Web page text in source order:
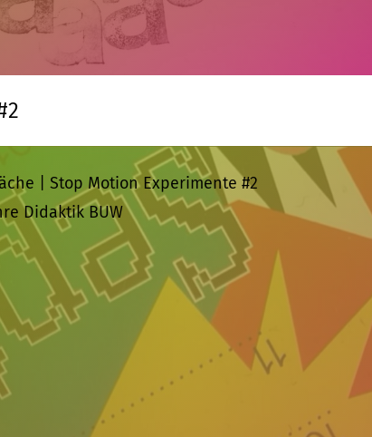
| Stop Motion Experimente #2
Didaktik BUW